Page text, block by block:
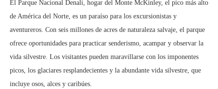
El Parque Nacional Denali, hogar del Monte McKinley, el pico más alto
de América del Norte, es un paraíso para los excursionistas y
aventureros. Con seis millones de acres de naturaleza salvaje, el parque
ofrece oportunidades para practicar senderismo, acampar y observar la
vida silvestre. Los visitantes pueden maravillarse con los imponentes
picos, los glaciares resplandecientes y la abundante vida silvestre, que
incluye osos, alces y caribúes.